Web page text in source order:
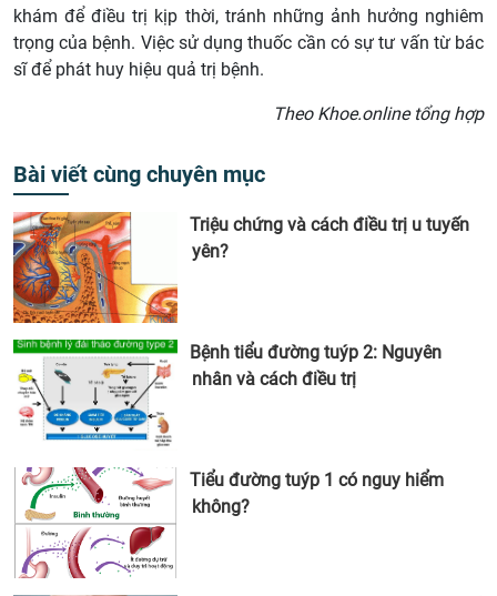
khám để điều trị kịp thời, tránh những ảnh hưởng nghiêm
trọng của bệnh. Việc sử dụng thuốc cần có sự tư vấn từ bác
sĩ để phát huy hiệu quả trị bệnh.
Theo Khoe.online tổng hợp
Bài viết cùng chuyên mục
Triệu chứng và cách điều trị u tuyến
yên?
Bệnh tiểu đường tuýp 2: Nguyên
nhân và cách điều trị
Tiểu đường tuýp 1 có nguy hiểm
không?